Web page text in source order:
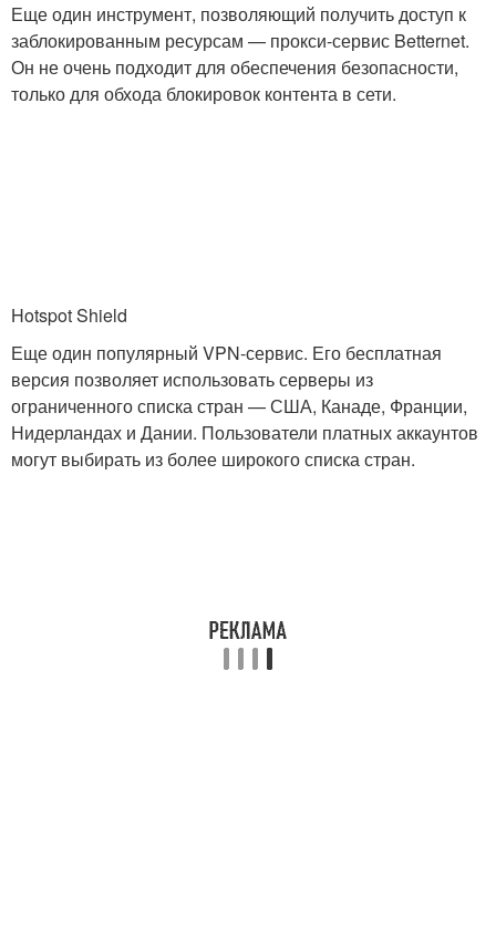
Еще один инструмент, позволяющий получить доступ к
заблокированным ресурсам — прокси-сервис Betternet.
Он не очень подходит для обеспечения безопасности,
только для обхода блокировок контента в сети.
Hotspot Shield
Еще один популярный VPN-сервис. Его бесплатная
версия позволяет использовать серверы из
ограниченного списка стран — США, Канаде, Франции,
Нидерландах и Дании. Пользователи платных аккаунтов
могут выбирать из более широкого списка стран.